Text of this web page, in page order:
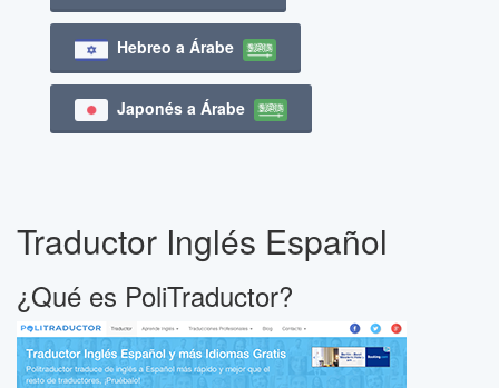
Hebreo a Árabe
Japonés a Árabe
Traductor Inglés Español
¿Qué es PoliTraductor?